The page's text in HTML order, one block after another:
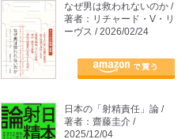
なぜ男は救われないのか /
著者：リチャード・V・リ
ーヴス / 2026/02/24
日本の「射精責任」論 /
著者：齋藤圭介 /
2025/12/04